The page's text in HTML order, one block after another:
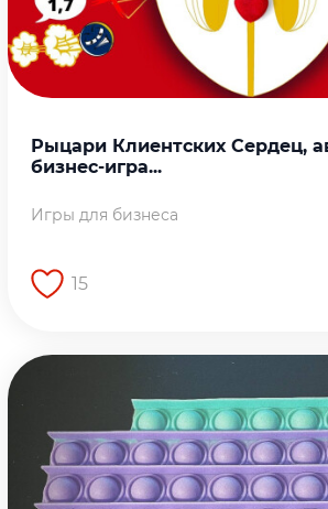
Рыцари Клиентских Сердец,
бизнес-игра...
Игры для бизнеса
15